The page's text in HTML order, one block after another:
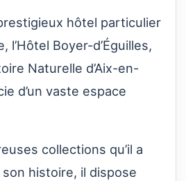
hôtel particulier
l’Hôtel Boyer-d’Éguilles,
Naturelle d’Aix-en-
d’un vaste espace
collections qu’il a
histoire, il dispose